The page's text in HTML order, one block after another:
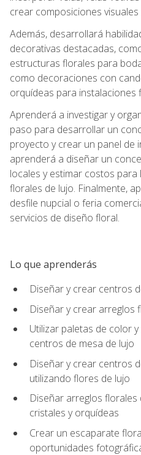
crear composiciones visuales
Además, desarrollará
decorativas destacadas,
estructuras florales para
como decoraciones con
orquídeas para instalaciones
Aprenderá a investigar y
paso para desarrollar un
proyecto y crear un panel de
aprenderá a diseñar un
locales y estimar costos
florales de lujo. Finalmente,
desfile nupcial o feria
servicios de diseño floral.
Lo que aprenderás
Diseñar y crear centros
Diseñar y crear arreglos
Utilizar paletas de color
centros de mesa de lujo
Diseñar y crear centros
utilizando flores de lujo
Diseñar arreglos
cristales y orquídeas
Crear un escaparate
oportunidades